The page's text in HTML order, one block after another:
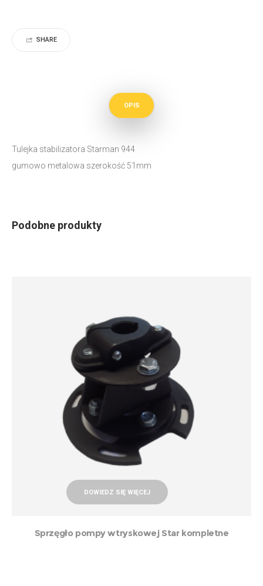
SHARE
OPIS
Tulejka stabilizatora Starman 944
gumowo metalowa szerokość 51mm
Podobne produkty
DOWIEDZ SIĘ WIĘCEJ
Sprzęgło pompy wtryskowej Star kompletne